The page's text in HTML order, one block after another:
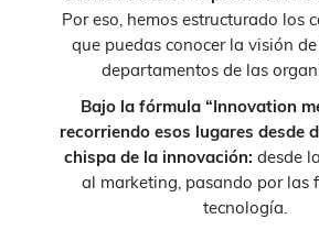
Por eso, hemos estructurado los
que puedas conocer la visión
departamentos de las
Bajo la fórmula “Innovation
recorriendo esos lugares desde
chispa de la innovación: desde
al marketing, pasando por las
tecnología.